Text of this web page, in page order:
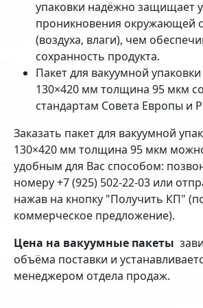
упаковки надёжно защищает
проникновения окружающей
(воздуха, влаги), чем
сохранность продукта.
Пакет для вакуумной упаковки
130×420 мм толщина 95 мкм
стандартам Совета Европы и
Заказать пакет для вакуумной
130×420 мм толщина 95 мкм
удобным для Вас способом:
номеру +7 (925) 502-22-03 или
нажав на кнопку "Получить КП"
коммерческое предложение).
Цена на вакуумные пакеты
объёма поставки и
менеджером отдела продаж.